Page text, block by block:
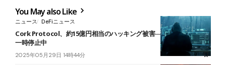
You May also Like
ニュース DeFiニュース
Cork Protocol、約15億円相当のハッキング被害──全マーケットを
一時停止中
2025年05月29日 14時44分